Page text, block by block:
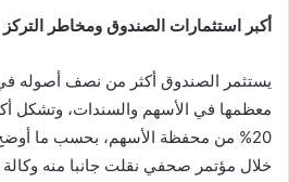
أكبر استثمارات الصندوق ومخاطر التركز
يستثمر الصندوق أكثر من نصف أصوله في
معظمها في الأسهم والسندات، وتشكل
20% من محفظة الأسهم، بحسب ما
خلال مؤتمر صحفي نقلت جانبا منه وكالة